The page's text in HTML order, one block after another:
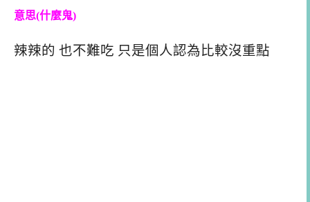
意思(什麼鬼)
辣辣的 也不難吃 只是個人認為比較沒重點